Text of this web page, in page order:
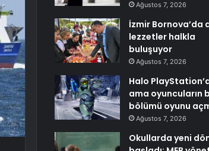
Ağustos 7, 2026
İzmir Bornova’da
lezzetler halkla
buluşuyor
Ağustos 7, 2026
Halo
ama oyuncuların
bölümü oyunu
Ağustos 7, 2026
Okullarda yeni